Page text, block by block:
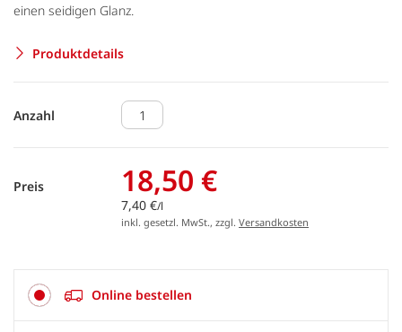
einen seidigen Glanz.
Produktdetails
Anzahl
Preis 18,50 €
7,40 €/l
inkl. gesetzl. MwSt., zzgl. Versandkosten
Online bestellen